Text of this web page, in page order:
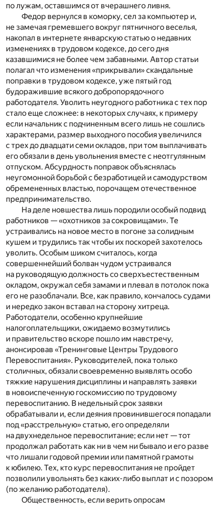
по лужам, оставшимся от вчерашнего ливня.
Федор вернулся в коморку, сел за компьютер и,
не замечая гремевшего вокруг пятничного веселья,
накопал в интернете январскую статью о недавних
изменениях в трудовом кодексе, до сего дня
казавшимися не более чем забавными. Автор статьи
полагал что изменения «прикрывали» скандальные
поправки в трудовом кодексе, уже пятый год
будоражившие всякого добропорядочного
работодателя. Уволить неугодного работника с тех пор
стало еще сложнее: в некоторых случаях, к примеру
если начальник с подчиненным всего лишь не сошлись
характерами, размер выходного пособия увеличился
с трех до двадцати семи окладов, при том выплачивать
его обязали в день увольнения вместе с неотгулянным
отпуском. Абсурдность поправок объяснялась
неугомонной борьбой с безработицей и самодурством
обремененных властью, порочащем отечественное
предпринимательство.
На деле новшества лишь породили особый подвид
работников — «охотников за сокровищами». Те
устраивались на новое место в погоне за солидным
кушем и трудились так чтобы их поскорей захотелось
уволить. Особым шиком считалось, когда
совершеннейший болван чудом устраивался
на руководящую должность со сверхъестественным
окладом, окружал себя замами и плевал в потолок пока
его не разоблачали. Все, как правило, кончалось судами
и нередко закон вставал на сторону хитреца.
Работодатели, особенно крупнейшие
налогоплательщики, ожидаемо возмутились
и правительство вскоре пошло им навстречу,
анонсировав «Тренинговые Центры Трудового
Перевоспитания». Руководителей, пока только
столичных, обязали своевременно выявлять особо
тяжкие нарушения дисциплины и направлять заявки
в новоиспеченную госкомиссию по трудовому
перевоспитанию. В недельный срок заявки
обрабатывали и, если деяния провинившегося попадали
под «расстрельную» статью, его определяли
на двухнедельное перевоспитание; если нет — тот
продолжал работать как ни в чем ни бывало и его разве
что лишали годовой премии или памятной грамоты
к юбилею. Тех, кто курс перевоспитания не пройдет
позволили увольнять без каких-либо выплат и с позором
(по желанию работодателя).
Общественность, если верить опросам